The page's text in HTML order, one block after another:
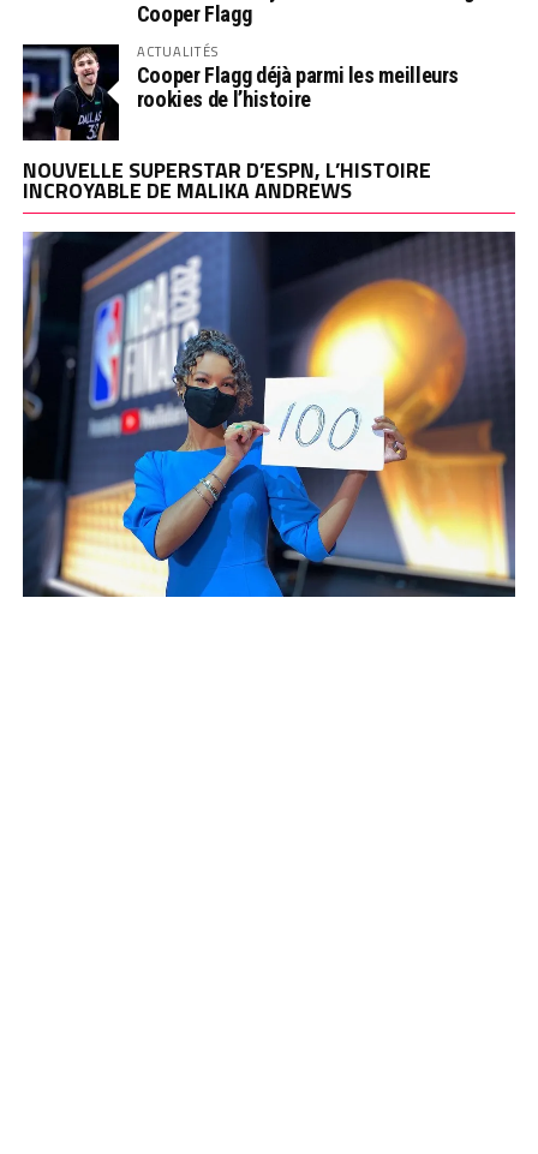
Cooper Flagg
ACTUALITÉS
Cooper Flagg déjà parmi les meilleurs
rookies de l’histoire
NOUVELLE SUPERSTAR D’ESPN, L’HISTOIRE
INCROYABLE DE MALIKA ANDREWS